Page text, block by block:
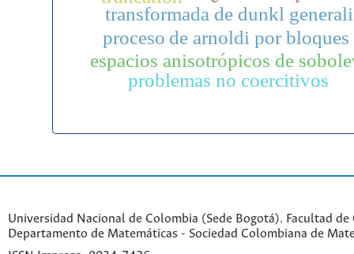
transformada de dunkl
proceso de arnoldi por bloques
espacios anisotrópicos de
problemas no coercitivos
Universidad Nacional de Colombia (Sede Bogotá). Facultad de
Departamento de Matemáticas - Sociedad Colombiana de